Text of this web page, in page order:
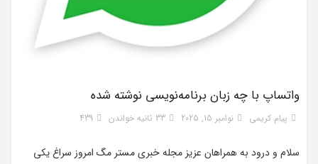
واتساپ با چه زبان برنامه‌نویسی نوشته شده
پیام کریمی نوامبر 15, 2025 33 ثانیه خواندن 439
سلام و درود به همراهان عزیز مجله خبری مستر مگ امروز سراغ یکی